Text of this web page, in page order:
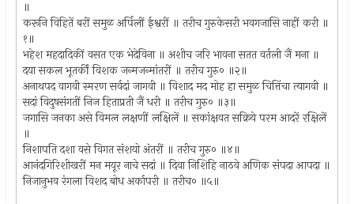
॥
करूनि विहितें बरीं समुळ अर्पिलीं ईश्वरीं ॥ तरीच गुरुकेसरी भवगजासि नाहीं करी ॥
१॥
भहेश महदादिकीं वसत एक भेदेविना ॥ अशीच जरि भावना सतत वर्तली जैं मना ॥
दया सकल भूतर्कीं विशक जन्मजन्मांतरीं ॥ तरीच गुरु० ॥२॥
अनाथपद वागवी स्मरण सर्वदां जागवी ॥ विशाद मद मोह हा समुळ चित्तिंचा त्यागवी ॥
सदां विदुषसंगतीं निज हिताप्रती जैं धरी ॥ तरीच गुरु० ॥३॥
जगासि जनका असे विमल लक्षणीं लक्षिलें ॥ सकांक्षवत सक्रिये परम आदरें रक्षिलें
॥
निशापति दशा वसे विगत संशयो अंतरीं ॥ तरीच गुरु० ॥४॥
आनंदगिरिशीखरीं मन मयूर नाचे सदां ॥ दिवा निशिहि नाठवे अणिक संपदा आपदा ॥
निजानुभव रंगला विशद बोध अर्कापरी ॥ तरीच० ॥५॥